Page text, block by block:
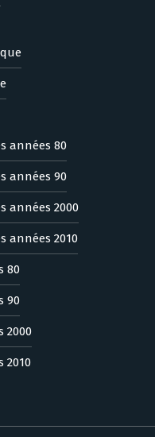
années 80
années 90
années 2000
années 2010
80
90
2000
2010